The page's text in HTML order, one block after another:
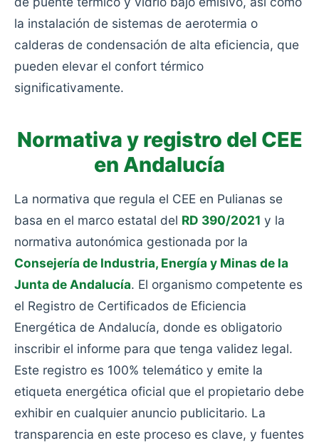
la instalación de sistemas de aerotermia o
calderas de condensación de alta eficiencia, que
pueden elevar el confort térmico
significativamente.
Normativa y registro del CEE
en Andalucía
La normativa que regula el CEE en Pulianas se
basa en el marco estatal del RD 390/2021 y la
normativa autonómica gestionada por la
Consejería de Industria, Energía y Minas de la
Junta de Andalucía. El organismo competente es
el Registro de Certificados de Eficiencia
Energética de Andalucía, donde es obligatorio
inscribir el informe para que tenga validez legal.
Este registro es 100% telemático y emite la
etiqueta energética oficial que el propietario debe
exhibir en cualquier anuncio publicitario. La
transparencia en este proceso es clave, y fuentes